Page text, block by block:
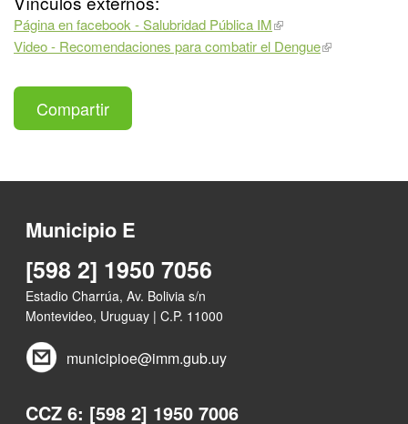
Página en facebook - Salubridad Pública IM
Video - Recomendaciones para combatir el Dengue
Compartir
Municipio E
[598 2] 1950 7056
Estadio Charrúa, Av. Bolivia s/n
Montevideo, Uruguay | C.P. 11000
municipioe@imm.gub.uy
CCZ 6: [598 2] 1950 7006